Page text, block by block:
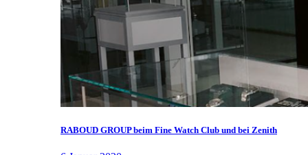
RABOUD GROUP beim Fine Watch Club und bei Zenith